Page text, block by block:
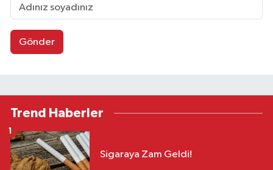
Gönder
Trend Haberler
Sigaraya Zam Geldi!
1